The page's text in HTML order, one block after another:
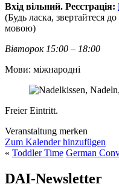
Вхід вільний. Реєстрація:
(Будь ласка, звертайтеся
мовою)
Вівторок 15:00 – 18:00
Мови: міжнародні
Freier Eintritt.
Veranstaltung merken
Zum Kalender hinzufügen
« Toddler Time German
DAI-Newsletter